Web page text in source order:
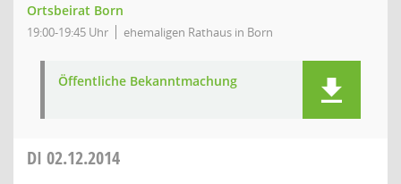
Ortsbeirat Born
19:00-19:45 Uhr ehemaligen Rathaus in Born
Öffentliche Bekanntmachung
DI 02.12.2014